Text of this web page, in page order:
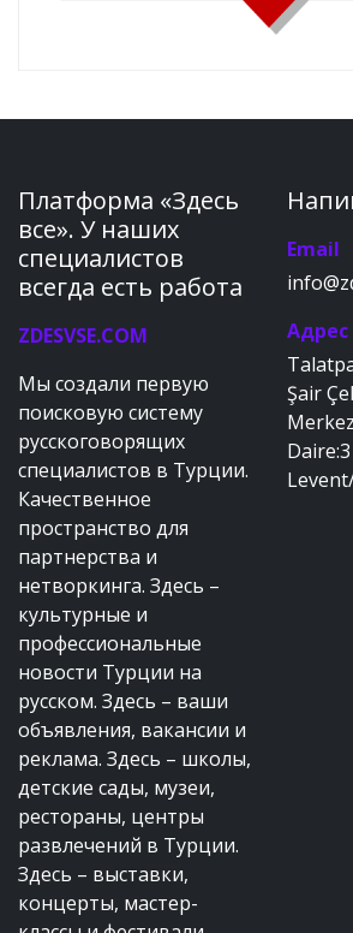
Платформа «Здесь
все». У наших
специалистов
всегда есть работа
ZDESVSE.COM
Мы создали первую
поисковую систему
русскоговорящих
специалистов в Турции.
Качественное
пространство для
партнерства и
нетворкинга. Здесь –
культурные и
профессиональные
новости Турции на
русском. Здесь – ваши
объявления, вакансии и
реклама. Здесь – школы,
детские сады, музеи,
рестораны, центры
развлечений в Турции.
Здесь – выставки,
концерты, мастер-
Email
Адрес
Şair
Daire:3